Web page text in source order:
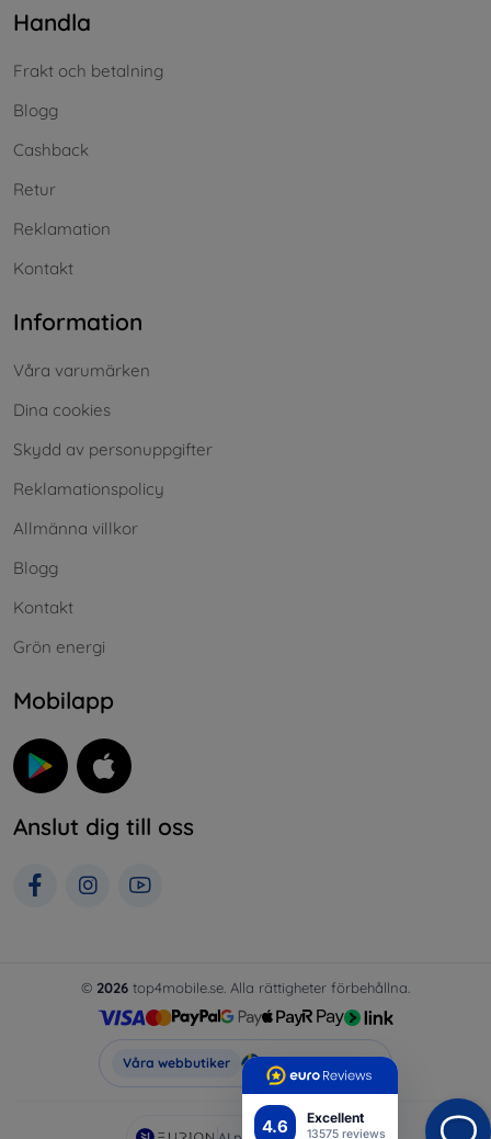
4.6 Excellent
13575 reviews
Handla
Frakt och betalning
Blogg
Cashback
Retur
Reklamation
Kontakt
Information
Våra varumärken
Dina cookies
Skydd av personuppgifter
Reklamationspolicy
Allmänna villkor
Blogg
Kontakt
Grön energi
Mobilapp
Anslut dig till oss
© 2026 top4mobile.se. Alla rättigheter förbehållna.
Våra webbutiker Top4Mobile.se